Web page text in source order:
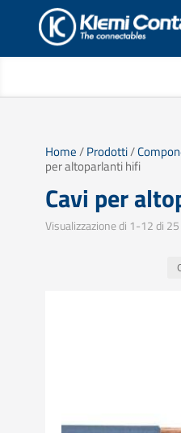
Home/Prodotti/
per altoparlanti hifi
Cavi per
Visualizzazione di 1-12 di